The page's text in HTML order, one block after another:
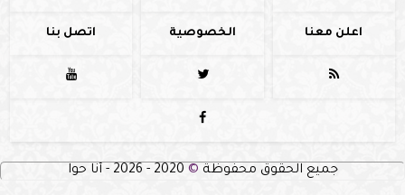
اعلن معنا الخصوصية اتصل بنا




جميع الحقوق محفوظة ©